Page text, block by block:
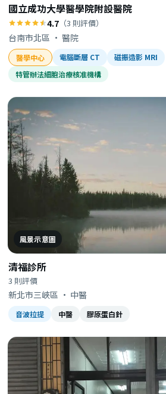
國立成功大學醫學院附設醫院
4.7 （3 則評價）
台南市北區 · 醫院
醫學中心 電腦斷層 CT
磁振造影 MRI
特管辦法細胞治療核准機構
風景示意圖
清福診所
3 則評價
新北市三峽區 · 中醫
音波拉提 中醫 膠原蛋白針